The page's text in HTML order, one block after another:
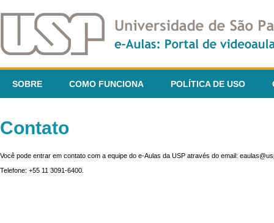
SOBRE COMO FUNCIONA POLÍTICA DE USO
Contato
Você pode entrar em contato com a equipe do e-Aulas da USP através do email:
Telefone: +55 11 3091-6400.